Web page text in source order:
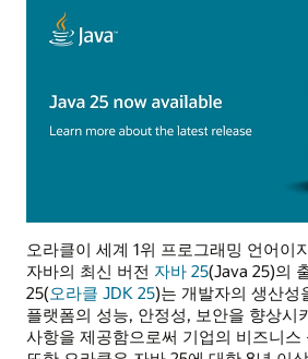
오라클이 세계 1위 프로그래밍 언어이
자바의 최신 버전 자바 25(Java 25)의
25(오라클 JDK 25)는 개발자의 생산성
플랫폼의 성능, 안정성, 보안을 향상시
사항을 제공함으로써 기업의 비즈니스